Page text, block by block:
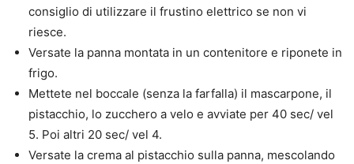
consiglio di utilizzare il frustino elettrico se non vi
riesce.
Versate la panna montata in un contenitore e riponete in
frigo.
Mettete nel boccale (senza la farfalla) il mascarpone, il
pistacchio, lo zucchero a velo e avviate per 40 sec/ vel
5. Poi altri 20 sec/ vel 4.
Versate la crema al pistacchio sulla panna, mescolando